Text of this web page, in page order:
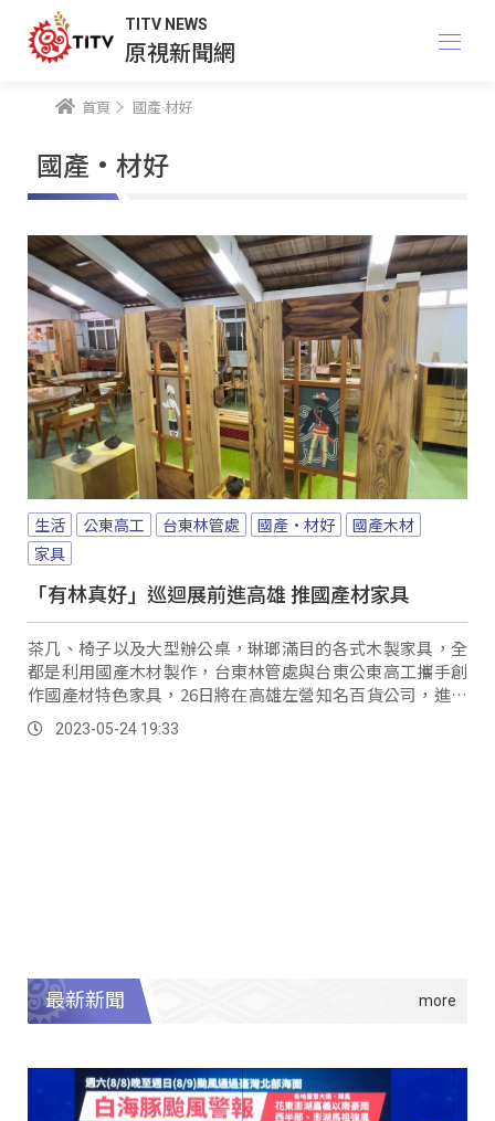
TITV NEWS
原視新聞網
首頁 國產·材好
國產·材好
生活 公東高工 台東林管處 國產·材好
國產木材
家具
「有林真好」巡迴展前進高雄 推國產材家具
茶几、椅子以及大型辦公桌，琳瑯滿目的各式木製家具，全
都是利用國產木材製作，台東林管處與台東公東高工攜手創
作國產材特色家具，26日將在高雄左營知名百貨公司，進行
為期10天的「有林真好-國產木材家具」巡迴展售活動，希望
向國人推介「國產·材好」負碳家具。
2023-05-24 19:33
最新新聞